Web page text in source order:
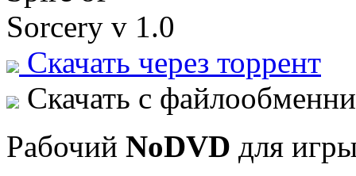
Скачать через торрент
Скачать с
Рабочий NoDVD для